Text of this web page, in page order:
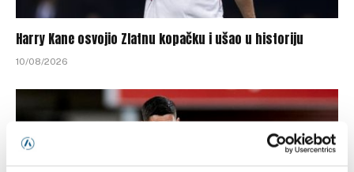
Harry Kane osvojio Zlatnu kopačku i ušao u historiju
10/08/2026